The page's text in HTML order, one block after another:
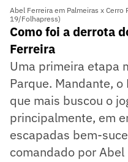
Abel Ferreira em Palmeiras x
19/Folhapress)
Como foi a derrota
Ferreira
Uma primeira etapa
Parque. Mandante,
que mais buscou o
principalmente, em
escapadas bem-
comandado por